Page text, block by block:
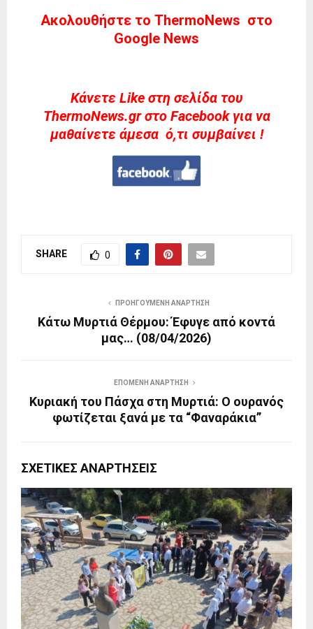
Ακολουθήστε το ThermoNews στο
Google News
Kάνετε Like στη σελίδα του
ThermoNews.gr στο Facebook για να
μαθαίνετε άμεσα ό,τι συμβαίνει !
SHARE 0
ΠΡΟΗΓΟΎΜΕΝΗ ΑΝΆΡΤΗΣΗ
Κάτω Μυρτιά Θέρμου: Έφυγε από κοντά
μας… (08/04/2026)
ΕΠΌΜΕΝΗ ΑΝΆΡΤΗΣΗ
Κυριακή του Πάσχα στη Μυρτιά: Ο ουρανός
φωτίζεται ξανά με τα “Φαναράκια”
ΣΧΕΤΙΚΈΣ ΑΝΑΡΤΉΣΕΙΣ